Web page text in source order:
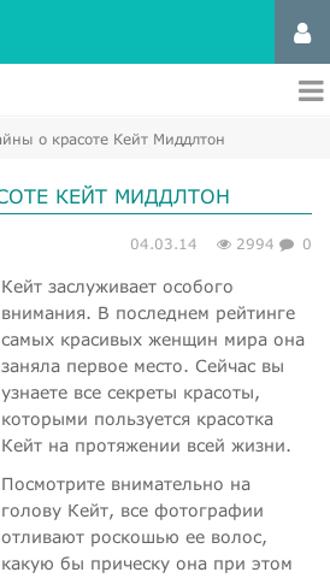
о красоте Кейт Миддлтон
КЕЙТ МИДДЛТОН
04.03.14 2994 0
Кейт заслуживает особого
внимания. В последнем рейтинге
самых красивых женщин мира она
заняла первое место. Сейчас вы
узнаете все секреты красоты,
которыми пользуется красотка
Кейт на протяжении всей жизни.
Посмотрите внимательно на
голову Кейт, все фотографии
отливают роскошью ее волос,
какую бы прическу она при этом